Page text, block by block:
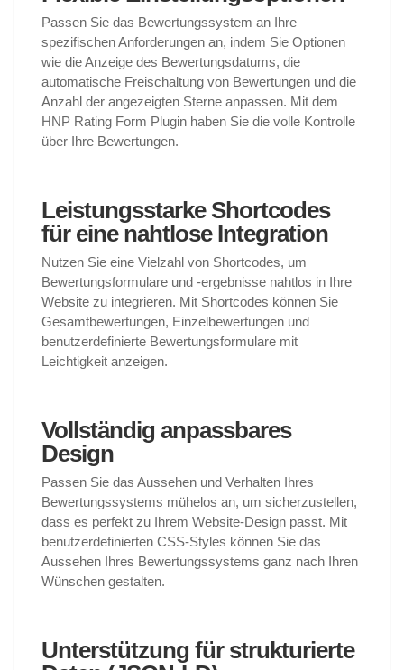
Passen Sie das Bewertungssystem an Ihre
spezifischen Anforderungen an, indem Sie Optionen
wie die Anzeige des Bewertungsdatums, die
automatische Freischaltung von Bewertungen und die
Anzahl der angezeigten Sterne anpassen. Mit dem
HNP Rating Form Plugin haben Sie die volle Kontrolle
über Ihre Bewertungen.
Leistungsstarke Shortcodes
für eine nahtlose Integration
Nutzen Sie eine Vielzahl von Shortcodes, um
Bewertungsformulare und -ergebnisse nahtlos in Ihre
Website zu integrieren. Mit Shortcodes können Sie
Gesamtbewertungen, Einzelbewertungen und
benutzerdefinierte Bewertungsformulare mit
Leichtigkeit anzeigen.
Vollständig anpassbares
Design
Passen Sie das Aussehen und Verhalten Ihres
Bewertungssystems mühelos an, um sicherzustellen,
dass es perfekt zu Ihrem Website-Design passt. Mit
benutzerdefinierten CSS-Styles können Sie das
Aussehen Ihres Bewertungssystems ganz nach Ihren
Wünschen gestalten.
Unterstützung für strukturierte